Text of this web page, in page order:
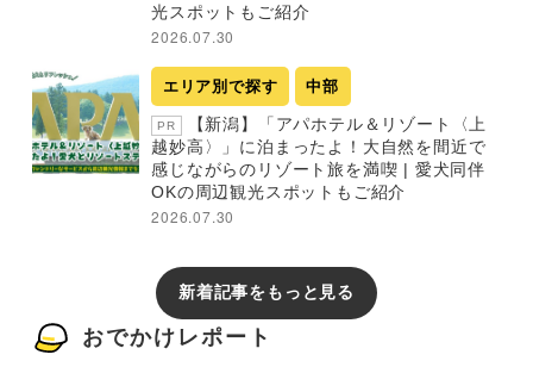
光スポットもご紹介
2026.07.30
エリア別で探す 中部
PR
【新潟】「アパホテル＆リゾート〈上
越妙高〉」に泊まったよ！大自然を間近で
感じながらのリゾート旅を満喫 | 愛犬同伴
OKの周辺観光スポットもご紹介
2026.07.30
新着記事をもっと見る
おでかけレポート